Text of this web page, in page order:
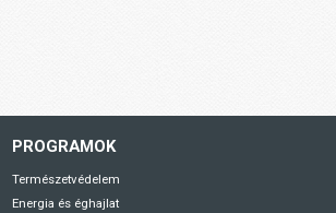
PROGRAMOK
Természetvédelem
Energia és éghajlat